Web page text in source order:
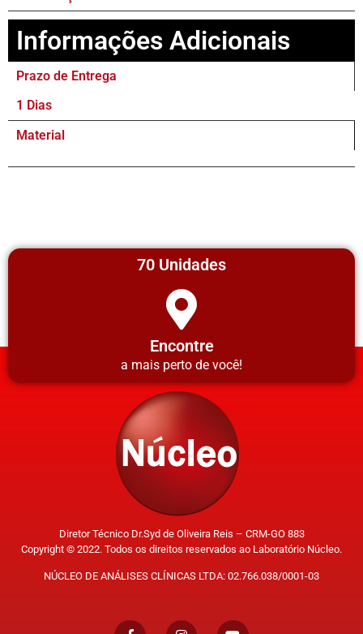
Informações Adicionais
Prazo de Entrega
1 Dias
Material
70 Unidades
Encontre
a mais perto de você!
Diretor Técnico Dr.Syd de Oliveira Reis – CRM-GO 883
Copyright © 2022. Todos os direitos reservados ao Laboratório Núcleo.
NÚCLEO DE ANÁLISES CLÍNICAS LTDA: 02.766.038/0001-03